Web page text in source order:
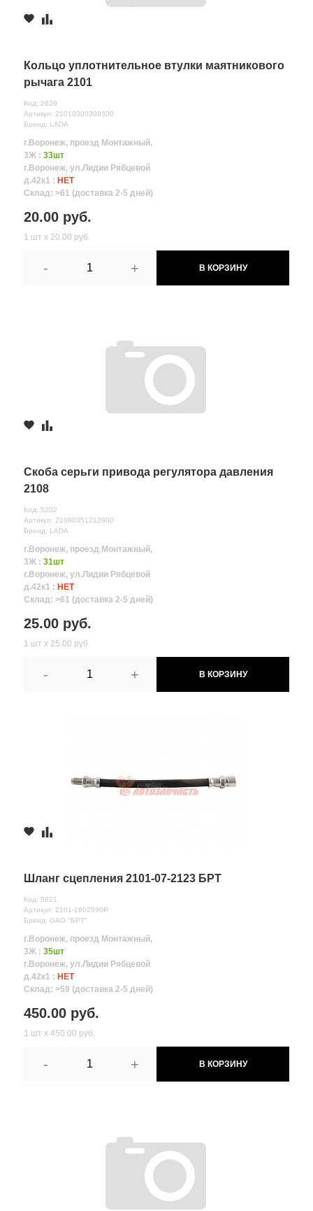
Кольцо уплотнительное втулки маятникового
рычага 2101
Код: 2629
Артикул: 21010300309500
Бренд: LADA
г.Воронеж, проезд Монтажный,
3Ж : 33шт
г.Воронеж, ул.Лидии Рябцевой
д.42к1 : НЕТ
Склад: >61 (доставка 2-5 дней)
20.00 руб.
1 шт х 20.00 руб.
- + В КОРЗИНУ
Скоба серьги привода регулятора давления
2108
Код: 5202
Артикул: 21080351212800
Бренд: LADA
г.Воронеж, проезд Монтажный,
3Ж : 31шт
г.Воронеж, ул.Лидии Рябцевой
д.42к1 : НЕТ
Склад: >61 (доставка 2-5 дней)
25.00 руб.
1 шт х 25.00 руб.
- + В КОРЗИНУ
Шланг сцепления 2101-07-2123 БРТ
Код: 5821
Артикул: 2101-1602590Р
Бренд: ОАО "БРТ"
г.Воронеж, проезд Монтажный,
3Ж : 35шт
г.Воронеж, ул.Лидии Рябцевой
д.42к1 : НЕТ
Склад: >59 (доставка 2-5 дней)
450.00 руб.
1 шт х 450.00 руб.
- + В КОРЗИНУ